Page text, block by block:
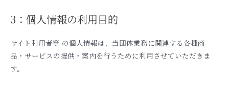
3：個人情報の利用目的
サイト利用者等 の個人情報は、当団体業務に関連する各種商
品・サービスの提供・案内を行うために利用させていただきま
す。